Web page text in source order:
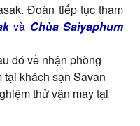
Đoàn tiếp tục tham
và Chùa Saiyaphum
đó về nhận phòng
tại khách sạn Savan
thử vận may tại